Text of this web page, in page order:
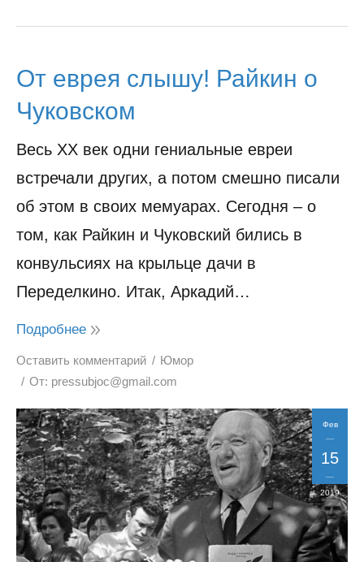
От еврея слышу! Райкин о
Чуковском
Весь XX век одни гениальные евреи
встречали других, а потом смешно писали
об этом в своих мемуарах. Сегодня – о
том, как Райкин и Чуковский бились в
конвульсиях на крыльце дачи в
Переделкино. Итак, Аркадий…
Подробнее
Оставить комментарий
Юмор
От: pressubjoc@gmail.com
Фев
15
2019